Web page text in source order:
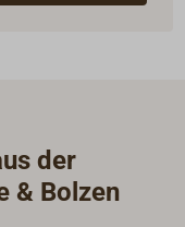
der
& Bolzen